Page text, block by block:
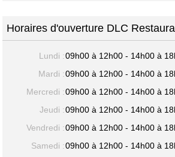
Horaires d'ouverture DLC
Lundi :09h00 à 12h00 - 14h00 à
Mardi :09h00 à 12h00 - 14h00 à
Mercredi :09h00 à 12h00 - 14h00 à
Jeudi :09h00 à 12h00 - 14h00 à
Vendredi :09h00 à 12h00 - 14h00 à
Samedi :09h00 à 12h00 - 14h00 à